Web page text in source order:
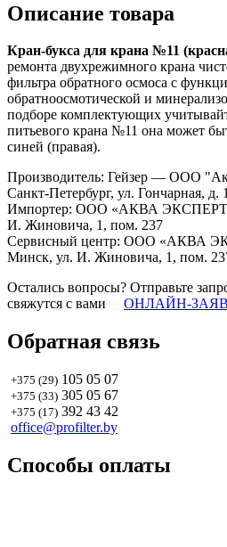
Описание товара
Кран-букса для крана №11
ремонта двухрежимного крана
фильтра обратного осмоса с
обратноосмотической и
подборе комплектующих
питьевого крана №11 она может
синей (правая).
Производитель: Гейзер — ООО
Санкт-Петербург, ул. Гончарная, д.
Импортер: ООО «АКВА ЭКСПЕРТ»,
И. Жиновича, 1, пом. 237
Сервисный центр: ООО «АКВА
Минск, ул. И. Жиновича, 1, пом.
Остались вопросы? Отправьте
свяжутся с вами ОНЛАЙН-
Обратная связь
+375 (29) 105 05 07
+375 (33) 305 05 67
+375 (17) 392 43 42
office@profilter.by
Способы оплаты